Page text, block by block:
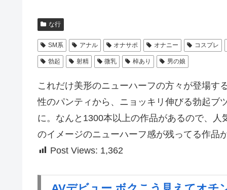
な行
SM系 アナル オナサポ オナニー コスプレ
勃起 射精 微乳 棹あり 男の娘
これだけ美形のニューハーフの方々が登場す
性のパンティから、ニョッキリ伸びる勃起ブ
に。なんと1300本以上の作品があるので、
のイメージのニューハーフ感が残ってる作品
Post Views: 1,362